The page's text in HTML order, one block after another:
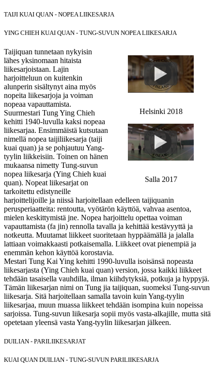
TAIJI KUAI QUAN - NOPEA LIIKESARJA
YING CHIEH KUAI QUAN - TUNG-SUVUN NOPEA LIIKESARJA
Helsinki 2018
Salla 2017
Taijiquan tunnetaan nykyisin
lähes yksinomaan hitaista
liikesarjoistaan. Lajin
harjoitteluun on kuitenkin
alunperin sisältynyt aina myös
nopeita liikesarjoja ja voiman
nopeaa vapauttamista.
Suurmestari Tung Ying Chieh
kehitti 1940-luvulla kaksi nopeaa
liikesarjaa. Ensimmäistä kutsutaan
nimellä nopea taijiliikesarja (taiji
kuai quan) ja se pohjautuu Yang-
tyylin liikkeisiin. Toinen on hänen
mukaansa nimetty Tung-suvun
nopea liikesarja (Ying Chieh kuai
quan). Nopeat liikesarjat on
tarkoitettu edistyneille
harjoittelijoille ja niissä harjoitellaan edelleen taijiquanin
perusperiaatteita: rentoutta, vyötärön käyttöä, vahvaa asentoa,
mielen keskittymistä jne. Nopea harjoittelu opettaa voiman
vapauttamista (fa jin) rennolla tavalla ja kehittää kestävyyttä ja
notkeutta. Muutamat liikkeet suoritetaan hyppäämällä ja jalalla
lattiaan voimakkaasti potkaisemalla. Liikkeet ovat pienempiä ja
enemmän kehon käyttöä korostavia.
Mestari Tung Kai Ying kehitti 1990-luvulla isoisänsä nopeasta
liikesarjasta (Ying Chieh kuai quan) version, jossa kaikki liikkeet
tehdään tasaisella vauhdilla, ilman kiihdytyksiä, potkuja ja hyppyjä.
Tämän liikesarjan nimi on Tung jia taijiquan, suomeksi Tung-suvun
liikesarja. Sitä harjoitellaan samalla tavoin kuin Yang-tyylin
liikesarjaa, muun muassa liikkeet tehdään isompina kuin nopeissa
sarjoissa. Tung-suvun liikesarja sopii myös vasta-alkajille, mutta sitä
opetetaan yleensä vasta Yang-tyylin liikesarjan jälkeen.
DUILIAN - PARILIIKESARJAT
KUAI QUAN DUILIAN - TUNG-SUVUN PARILIIKESARJA